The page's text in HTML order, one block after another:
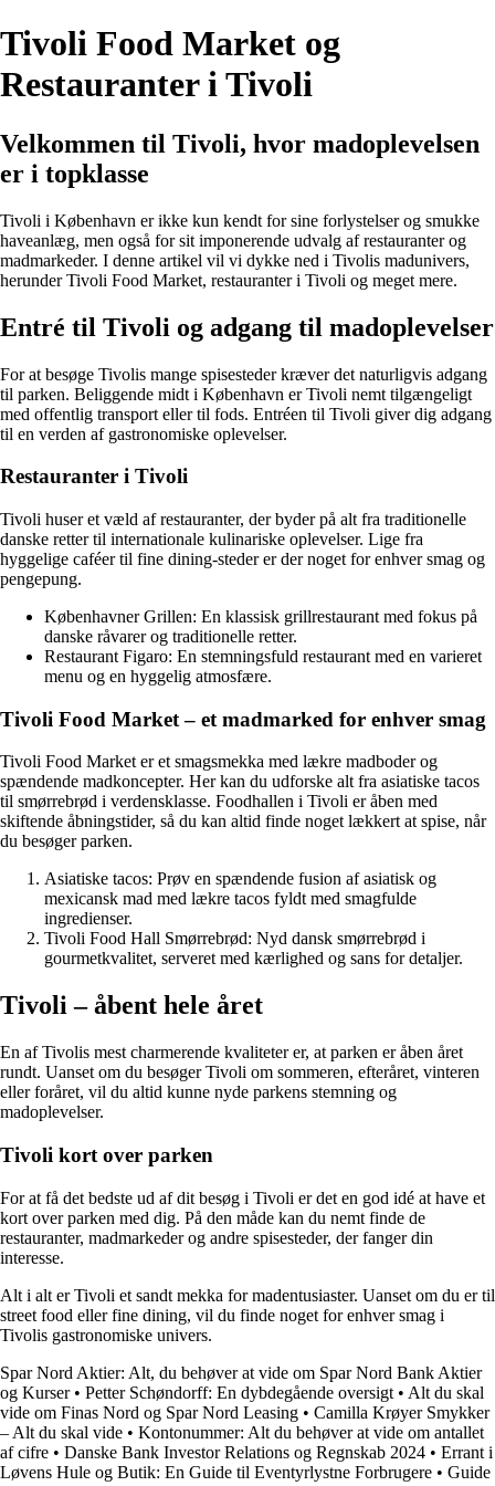
Tivoli Food Market og
Restauranter i Tivoli
Velkommen til Tivoli, hvor madoplevelsen
er i topklasse
Tivoli i København er ikke kun kendt for sine forlystelser og smukke
haveanlæg, men også for sit imponerende udvalg af restauranter og
madmarkeder. I denne artikel vil vi dykke ned i Tivolis madunivers,
herunder Tivoli Food Market, restauranter i Tivoli og meget mere.
Entré til Tivoli og adgang til madoplevelser
For at besøge Tivolis mange spisesteder kræver det naturligvis adgang
til parken. Beliggende midt i København er Tivoli nemt tilgængeligt
med offentlig transport eller til fods. Entréen til Tivoli giver dig adgang
til en verden af gastronomiske oplevelser.
Restauranter i Tivoli
Tivoli huser et væld af restauranter, der byder på alt fra traditionelle
danske retter til internationale kulinariske oplevelser. Lige fra
hyggelige caféer til fine dining-steder er der noget for enhver smag og
pengepung.
Københavner Grillen: En klassisk grillrestaurant med fokus på
danske råvarer og traditionelle retter.
Restaurant Figaro: En stemningsfuld restaurant med en varieret
menu og en hyggelig atmosfære.
Tivoli Food Market – et madmarked for enhver smag
Tivoli Food Market er et smagsmekka med lækre madboder og
spændende madkoncepter. Her kan du udforske alt fra asiatiske tacos
til smørrebrød i verdensklasse. Foodhallen i Tivoli er åben med
skiftende åbningstider, så du kan altid finde noget lækkert at spise, når
du besøger parken.
Asiatiske tacos: Prøv en spændende fusion af asiatisk og
mexicansk mad med lækre tacos fyldt med smagfulde
ingredienser.
Tivoli Food Hall Smørrebrød: Nyd dansk smørrebrød i
gourmetkvalitet, serveret med kærlighed og sans for detaljer.
Tivoli – åbent hele året
En af Tivolis mest charmerende kvaliteter er, at parken er åben året
rundt. Uanset om du besøger Tivoli om sommeren, efteråret, vinteren
eller foråret, vil du altid kunne nyde parkens stemning og
madoplevelser.
Tivoli kort over parken
For at få det bedste ud af dit besøg i Tivoli er det en god idé at have et
kort over parken med dig. På den måde kan du nemt finde de
restauranter, madmarkeder og andre spisesteder, der fanger din
interesse.
Alt i alt er Tivoli et sandt mekka for madentusiaster. Uanset om du er til
street food eller fine dining, vil du finde noget for enhver smag i
Tivolis gastronomiske univers.
Spar Nord Aktier: Alt, du behøver at vide om Spar Nord Bank Aktier
og Kurser• Petter Schøndorff: En dybdegående oversigt • Alt du skal
vide om Finas Nord og Spar Nord Leasing • Camilla Krøyer Smykker
– Alt du skal vide • Kontonummer: Alt du behøver at vide om antallet
af cifre • Danske Bank Investor Relations og Regnskab 2024 • Errant i
Løvens Hule og Butik: En Guide til Eventyrlystne Forbrugere • Guide